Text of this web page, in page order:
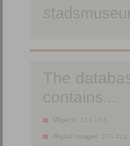
The
contains...
Objects 516 253.
Digital images 275 428.